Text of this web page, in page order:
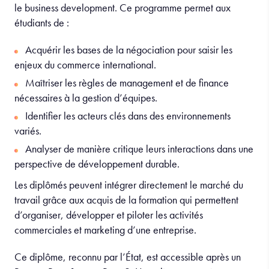
le business development. Ce programme permet aux
étudiants de :
Acquérir les bases de la négociation pour saisir les
enjeux du commerce international.
Maîtriser les règles de management et de finance
nécessaires à la gestion d’équipes.
Identifier les acteurs clés dans des environnements
variés.
Analyser de manière critique leurs interactions dans une
perspective de développement durable.
Les diplômés peuvent intégrer directement le marché du
travail grâce aux acquis de la formation qui permettent
d’organiser, développer et piloter les activités
commerciales et marketing d’une entreprise.
Ce diplôme, reconnu par l’État, est accessible après un